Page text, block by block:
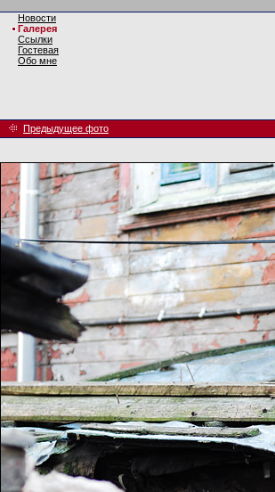
Новости
Галерея
Ссылки
Гостевая
Обо мне
Предыдущее фото